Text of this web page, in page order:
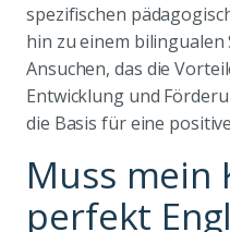
spezifischen
hin zu einem
Ansuchen, das die
Entwicklung und
die Basis für eine
Muss mein
perfekt